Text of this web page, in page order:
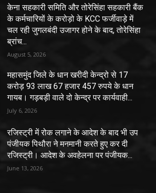
केना सहकारी समिति और तोरेसिंहा सहकारी बैंक
के कर्मचारियों के करोड़ो के KCC फर्जीवाड़े में
चल रही जुगलबंदी उजागर होने के बाद, तोरेसिंहा
ब्रांच...
August 5, 2026
महासमुंद जिले के धान खरीदी केन्द्रो से 17
करोड़ 93 लाख 67 हजार 457 रुपये के धान
गायब। गड़बड़ी वाले दो केन्द्र पर कार्यवाही...
July 6, 2026
रजिस्ट्री में रोक लगाने के आदेश के बाद भी उप
पंजीयक पिथौरा ने मनमानी करते हुए कर दी
रजिस्ट्री। आदेश के अवहेलना पर पंजीयक...
June 13, 2026